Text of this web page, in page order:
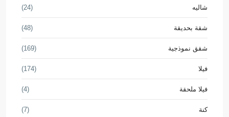
شاليه (24)
شقة بحديقة (48)
شقق نموذجية (169)
فيلا (174)
فيلا ملحقة (4)
كنة (7)